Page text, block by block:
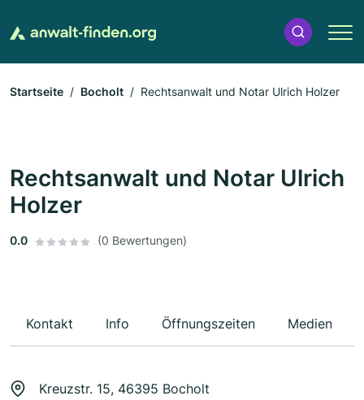
Startseite Bocholt Rechtsanwalt und Notar Ulrich Holzer
Rechtsanwalt und Notar Ulrich
Holzer
0.0 (0 Bewertungen)
Kontakt Info Öffnungszeiten Medien
Kreuzstr. 15, 46395 Bocholt